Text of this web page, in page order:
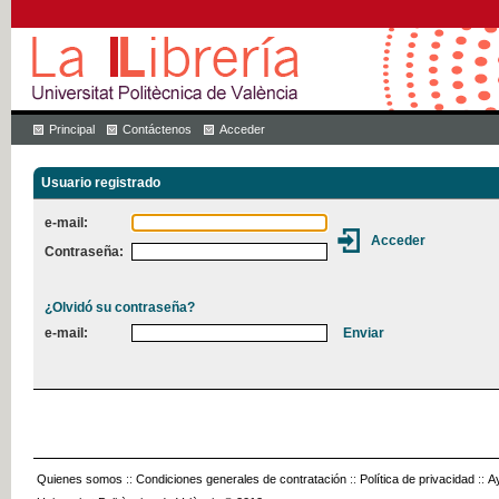
Principal Contáctenos Acceder
Usuario registrado
e-mail:
Contraseña:
¿Olvidó su contraseña?
e-mail:
Quienes somos :: Condiciones generales de contratación :: Política de privacidad ::